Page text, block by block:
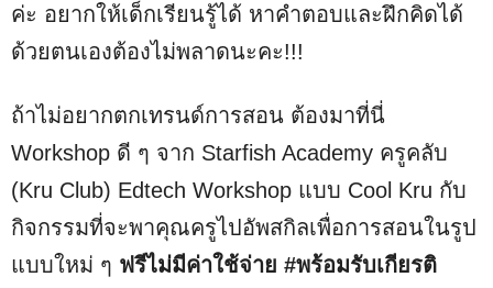
ค่ะ อยากให้เด็กเรียนรู้ได้ หาคำตอบและฝึกคิดได้
ด้วยตนเองต้องไม่พลาดนะคะ!!!
ถ้าไม่อยากตกเทรนด์การสอน ต้องมาที่นี่
Workshop ดี ๆ จาก Starfish Academy ครูคลับ
(Kru Club) Edtech Workshop แบบ Cool Kru กับ
กิจกรรมที่จะพาคุณครูไปอัพสกิลเพื่อการสอนในรูป
แบบใหม่ ๆ ฟรีไม่มีค่าใช้จ่าย #พร้อมรับเกียรติ